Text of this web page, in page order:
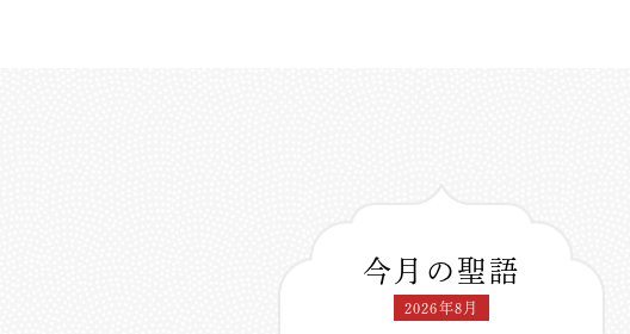
今月の聖語
2026年8月